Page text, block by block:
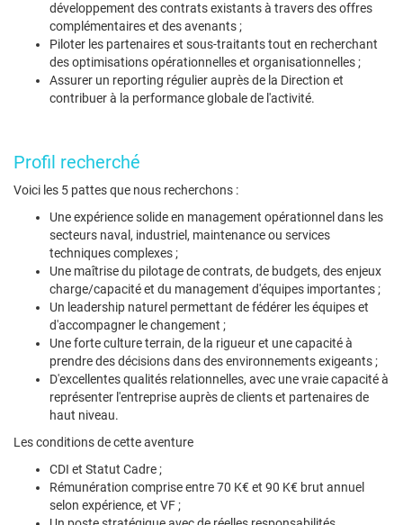
développement des contrats existants à travers des offres
complémentaires et des avenants ;
Piloter les partenaires et sous-traitants tout en recherchant
des optimisations opérationnelles et organisationnelles ;
Assurer un reporting régulier auprès de la Direction et
contribuer à la performance globale de l'activité.
Profil recherché
Voici les 5 pattes que nous recherchons :
Une expérience solide en management opérationnel dans les
secteurs naval, industriel, maintenance ou services
techniques complexes ;
Une maîtrise du pilotage de contrats, de budgets, des enjeux
charge/capacité et du management d'équipes importantes ;
Un leadership naturel permettant de fédérer les équipes et
d'accompagner le changement ;
Une forte culture terrain, de la rigueur et une capacité à
prendre des décisions dans des environnements exigeants ;
D'excellentes qualités relationnelles, avec une vraie capacité à
représenter l'entreprise auprès de clients et partenaires de
haut niveau.
Les conditions de cette aventure
CDI et Statut Cadre ;
Rémunération comprise entre 70 K€ et 90 K€ brut annuel
selon expérience, et VF ;